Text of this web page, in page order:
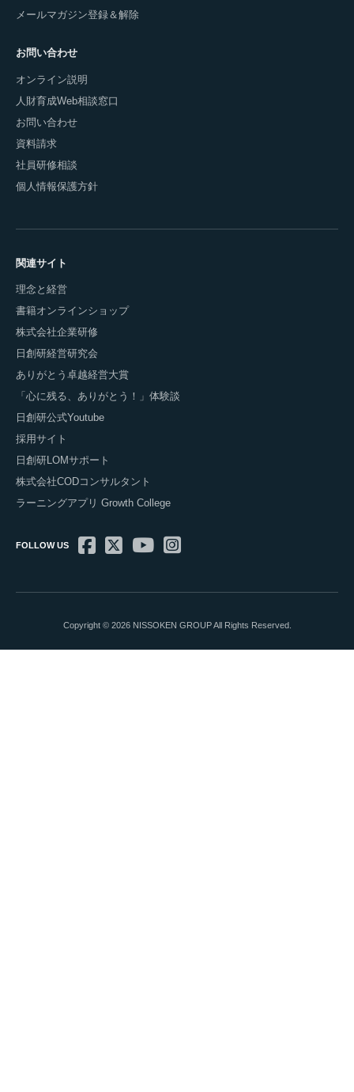
メールマガジン登録＆解除
お問い合わせ
オンライン説明
人財育成Web相談窓口
お問い合わせ
資料請求
社員研修相談
個人情報保護方針
関連サイト
理念と経営
書籍オンラインショップ
株式会社企業研修
日創研経営研究会
ありがとう卓越経営大賞
「心に残る、ありがとう！」体験談
日創研公式Youtube
採用サイト
日創研LOMサポート
株式会社CODコンサルタント
ラーニングアプリ Growth College
FOLLOW US
Copyright © 2026 NISSOKEN GROUP All Rights Reserved.